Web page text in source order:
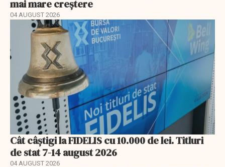
mai mare creștere
04 AUGUST 2026
Cât câștigi la FIDELIS cu 10.000 de lei. Titluri
de stat 7-14 august 2026
04 AUGUST 2026